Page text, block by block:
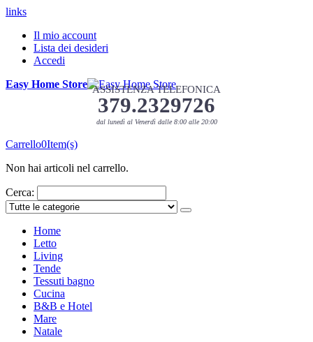
links
Il mio account
Lista dei desideri
Accedi
Easy Home Store ASSISTENZA TELEFONICA
379.2329726
dal lunedì al Venerdì dalle 8:00 alle 20:00
Carrello0Item(s)
Non hai articoli nel carrello.
Cerca:
Home
Letto
Living
Tende
Tessuti bagno
Cucina
B&B e Hotel
Mare
Natale